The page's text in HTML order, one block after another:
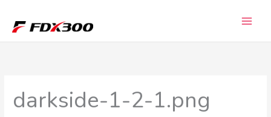
darkside-1-2-1.png